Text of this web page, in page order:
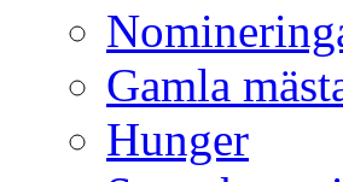
Gamla
Hunger